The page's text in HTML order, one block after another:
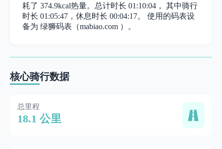
耗了 374.9kcal热量。总计时长 01:10:04， 其中骑行
时长 01:05:47，休息时长 00:04:17。 使用的码表设
备为 绿狮码表（mabiao.com ）。
核心骑行数据
总里程
18.1 公里